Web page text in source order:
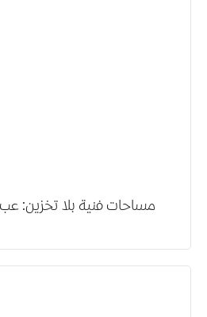
مساحات فنية بلا تخزين: